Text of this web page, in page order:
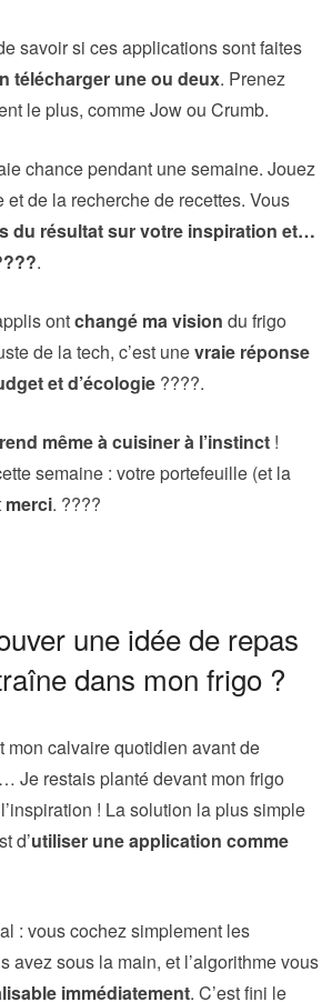
savoir si ces applications sont faites
télécharger une ou deux. Prenez
le plus, comme Jow ou Crumb.
chance pendant une semaine. Jouez
et de la recherche de recettes. Vous
du résultat sur votre inspiration et…
.
ontchangé ma vision du frigo
de la tech, c’est unevraie réponse
et d’écologie ????.
même à cuisiner à l’instinct !
semaine : votre portefeuille (et la
merci. ????
une idée de repas
dans mon frigo ?
mon calvaire quotidien avant de
Je restais planté devant mon frigo
! La solution la plus simple
d’utiliser une application comme
: vous cochez simplement les
avez sous la main, et l’algorithme vous
immédiatement. C’est fini le